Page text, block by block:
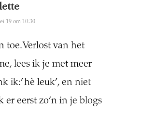
19 om 10:30
toe. Verlost van het
lees ik je met meer
ik:’ hè leuk’, en niet
er eerst zo’n in je blogs